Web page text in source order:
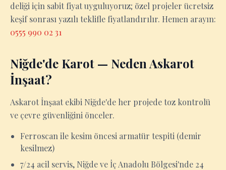
deliği için sabit fiyat uyguluyoruz; özel projeler ücretsiz
keşif sonrası yazılı teklifle fiyatlandırılır. Hemen arayın:
0555 990 02 31
Niğde'de Karot — Neden Askarot
İnşaat?
Askarot İnşaat ekibi Niğde'de her projede toz kontrolü
ve çevre güvenliğini önceler.
Ferroscan ile kesim öncesi armatür tespiti (demir
kesilmez)
7/24 acil servis, Niğde ve İç Anadolu Bölgesi'nde 24